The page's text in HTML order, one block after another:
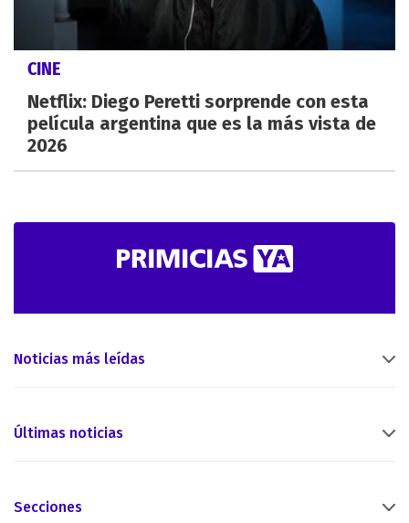
CINE
Netflix: Diego Peretti sorprende con esta
película argentina que es la más vista de
2026
Noticias más leídas
Últimas noticias
Secciones